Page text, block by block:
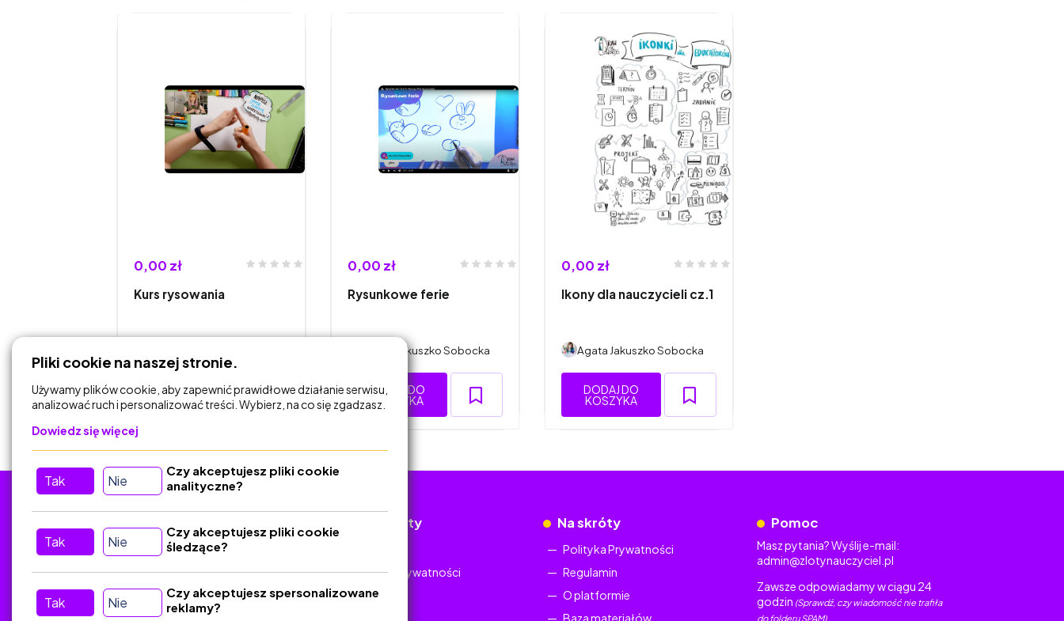
0,00 zł
Kurs rysowania
DODAJ DO
KOSZYKA
0,00 zł
Rysunkowe ferie
Agata Jakuszko Sobocka
DODAJ DO
KOSZYKA
0,00 zł
Ikony dla nauczycieli cz.1
Agata Jakuszko Sobocka
DODAJ DO
KOSZYKA
Kontakt
Dokumenty
Polityka Prywatności
Na skróty
Polityka Prywatności
Regulamin
O platformie
Baza materiałów
Pomoc
Masz pytania? Wyślij e-mail:
admin@zlotynauczyciel.pl
Zawsze odpowiadamy w ciągu 24
godzin (Sprawdź, czy wiadomość nie trafiła
do folderu SPAM)
Pliki cookie na naszej stronie.
Używamy plików cookie, aby zapewnić prawidłowe działanie serwisu,
analizować ruch i personalizować treści. Wybierz, na co się zgadzasz.
Dowiedz się więcej
Tak Nie
Czy akceptujesz pliki cookie
analityczne?
Tak Nie
Czy akceptujesz pliki cookie
śledzące?
Tak Nie
Czy akceptujesz spersonalizowane
reklamy?